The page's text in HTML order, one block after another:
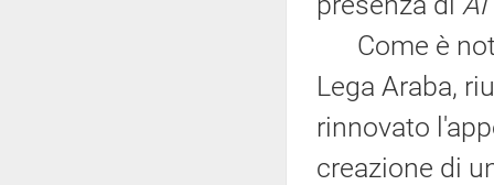
Come è
Lega Araba,
rinnovato
creazione di